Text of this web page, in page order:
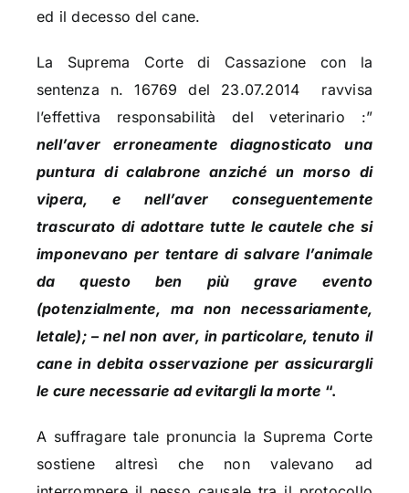
ed il decesso del cane.
La Suprema Corte di Cassazione con la
sentenza n. 16769 del 23.07.2014 ravvisa
l’effettiva responsabilità del veterinario :”
nell’aver erroneamente diagnosticato una
puntura di calabrone anziché un morso di
vipera, e nell’aver conseguentemente
trascurato di adottare tutte le cautele che si
imponevano per tentare di salvare l’animale
da questo ben più grave evento
(potenzialmente, ma non necessariamente,
letale); – nel non aver, in particolare, tenuto il
cane in debita osservazione per assicurargli
le cure necessarie ad evitargli la morte “.
A suffragare tale pronuncia la Suprema Corte
sostiene altresì che non valevano ad